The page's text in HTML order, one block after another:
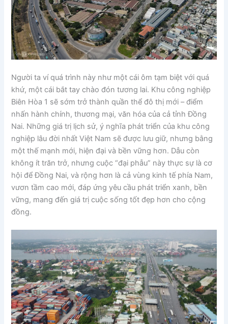
Người ta ví quá trình này như một cái ôm tạm biệt với quá
khứ, một cái bắt tay chào đón tương lai. Khu công nghiệp
Biên Hòa 1 sẽ sớm trở thành quần thể đô thị mới – điểm
nhấn hành chính, thương mại, văn hóa của cả tỉnh Đồng
Nai. Những giá trị lịch sử, ý nghĩa phát triển của khu công
nghiệp lâu đời nhất Việt Nam sẽ được lưu giữ, nhưng bằng
một thế mạnh mới, hiện đại và bền vững hơn. Dẫu còn
không ít trăn trở, nhưng cuộc “đại phẫu” này thực sự là cơ
hội để Đồng Nai, và rộng hơn là cả vùng kinh tế phía Nam,
vươn tầm cao mới, đáp ứng yêu cầu phát triển xanh, bền
vững, mang đến giá trị cuộc sống tốt đẹp hơn cho cộng
đồng.